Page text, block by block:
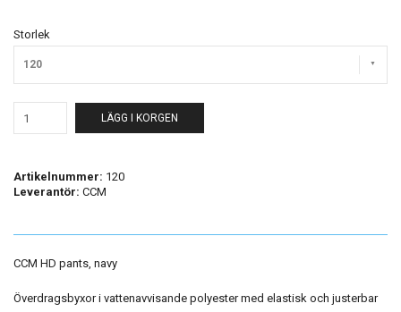
Storlek
120
LÄGG I KORGEN
Artikelnummer: 120
Leverantör: CCM
CCM HD pants, navy
Överdragsbyxor i vattenavvisande polyester med elastisk och justerbar